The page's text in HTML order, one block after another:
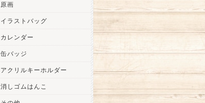
原画
イラストバッグ
カレンダー
缶バッジ
アクリルキーホルダー
消しゴムはんこ